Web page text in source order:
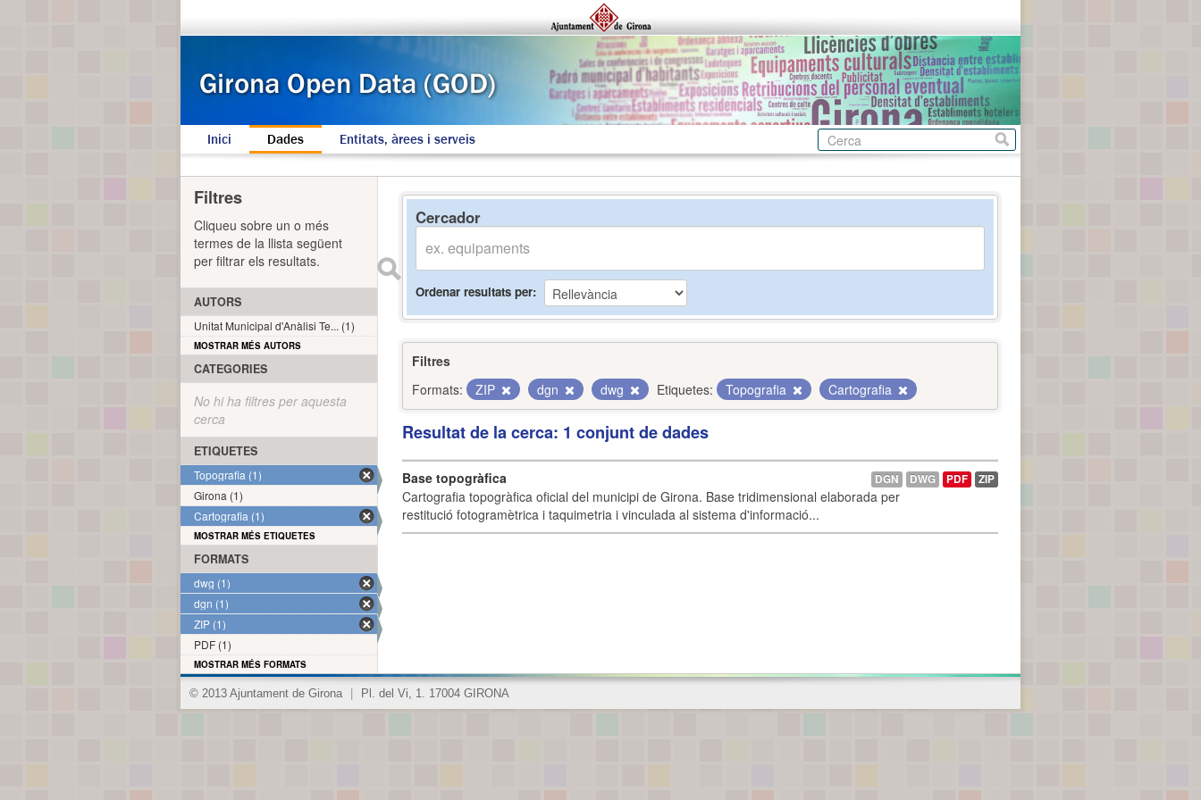
Inici Dades Entitats, àrees i serveis
Cercador
Ordenar resultats per
Filtres
Formats:
ZIP dgn dwg Etiquetes: Topografia Cartografia
Resultat de la cerca: 1 conjunt de dades
Base topogràfica
Cartografia topogràfica oficial del municipi de Girona. Base tridimensional elaborada per
restitució fotogramètrica i taquimetria i vinculada al sistema d'informació...
DGN DWG PDF ZIP
Filtres
Cliqueu sobre un o més
termes de la llista següent
per filtrar els resultats.
AUTORS
Unitat Municipal d'Anàlisi Te... (1)
MOSTRAR MÉS AUTORS
CATEGORIES
No hi ha filtres per aquesta
cerca
ETIQUETES
Topografia (1)
Girona (1)
Cartografia (1)
MOSTRAR MÉS ETIQUETES
FORMATS
dwg (1)
dgn (1)
ZIP (1)
PDF (1)
MOSTRAR MÉS FORMATS
© 2013 Ajuntament de Girona Pl. del Vi, 1. 17004 GIRONA